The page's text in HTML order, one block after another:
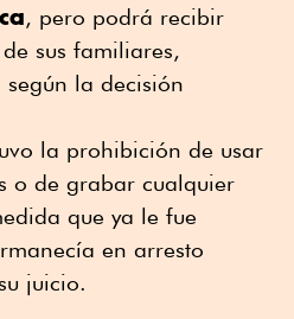
, pero podrá recibir
sus familiares,
la decisión
la prohibición de usar
o de grabar cualquier
que ya le fue
en arresto
juicio.